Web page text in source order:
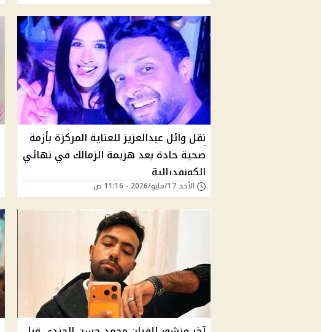
نقل وائل عبدالعزيز للعناية المركزة بأزمة
صحية حادة بعد هزيمة الزمالك في نهائي
الكونفدرالية
الأحد 17/مايو/2026 - 11:16 ص